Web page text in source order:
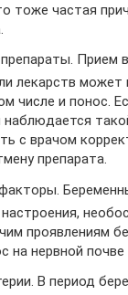
тоже частая
Прием
лекарств
числе и понос.
наблюдается
с врачом
препарата.
проявлениям
на нервной
В период